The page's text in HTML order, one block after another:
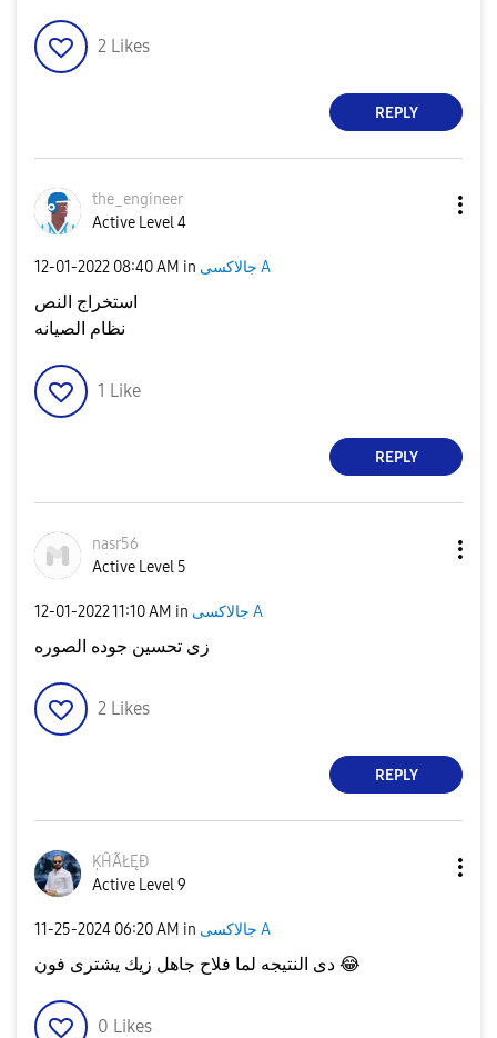
2 Likes
REPLY
the_engineer
Active Level 4
‎12-01-2022 08:40 AM in جالاكسى A
استخراج النص
نظام الصيانه
1 Like
REPLY
nasr56
Active Level 5
‎12-01-202211:10 AM in جالاكسى A
زى تحسين جوده الصوره
2 Likes
REPLY
ĶĤÃŁĘÐ
Active Level 9
‎11-25-2024 06:20 AM in جالاكسى A
😂
0 Likes